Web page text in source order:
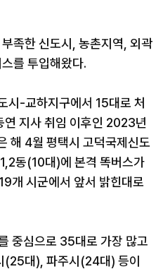
족한 신도시, 농촌지역, 외곽
를 투입해왔다.
시-교하지구에서 15대로 처
연 지사 취임 이후인 2023년
해 4월 평택시 고덕국제신도
동(10대)에 본격 똑버스가
개 시군에서 앞서 밝힌대로
중심으로 35대로 가장 많고
대), 파주시(24대) 등이